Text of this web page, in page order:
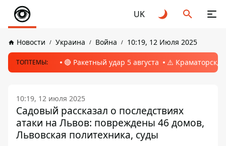
UK
Новости Украина Война 10:19, 12 Июля 2025
ТОПТЕМЫ: 🔴 Ракетный удар 5 августа ⚠️ Краматорск,
10:19, 12 июля 2025
Садовый рассказал о последствиях
атаки на Львов: повреждены 46 домов,
Львовская политехника, суды